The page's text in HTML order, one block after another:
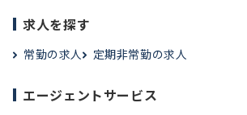
求人を探す
常勤の求人 定期非常勤の求人
エージェントサービス